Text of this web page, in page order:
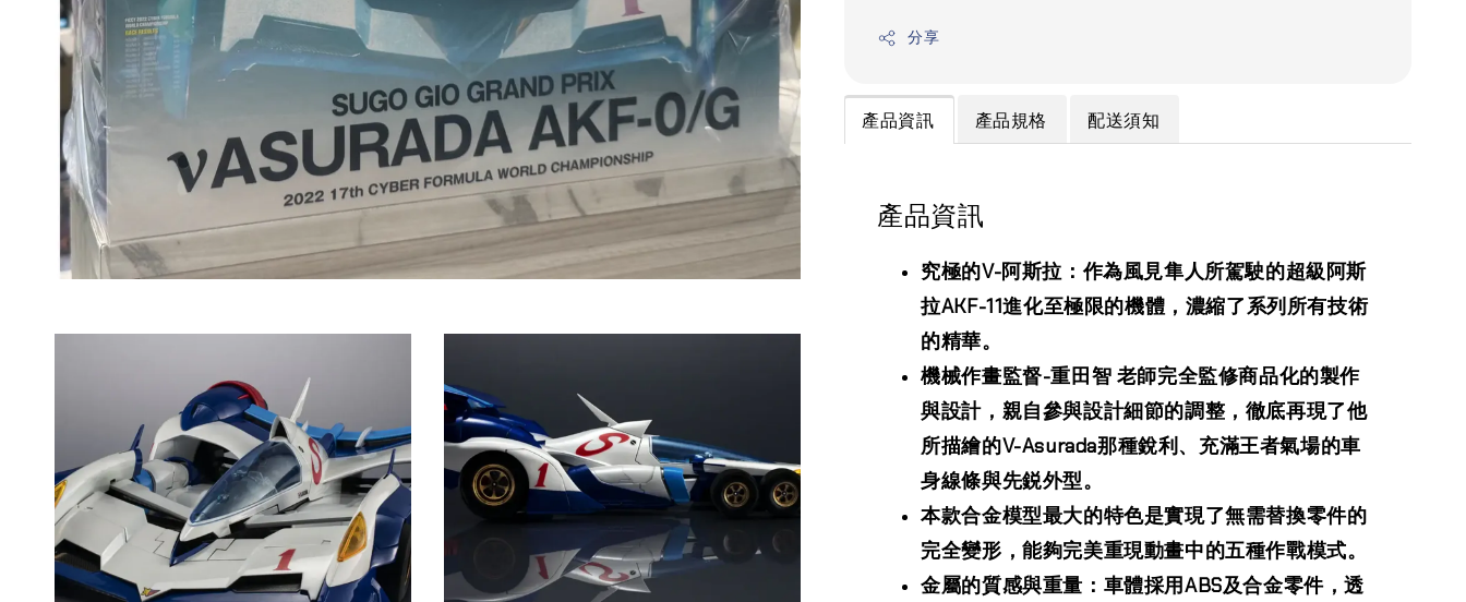
分享
產品資訊 產品規格 配送須知
產品資訊
究極的V-阿斯拉：作為風見隼人所駕駛的超級阿斯
拉AKF-11進化至極限的機體，濃縮了系列所有技術
的精華。
機械作畫監督-重田智 老師完全監修商品化的製作
與設計，親自參與設計細節的調整，徹底再現了他
所描繪的V-Asurada那種銳利、充滿王者氣場的車
身線條與先鋭外型。
本款合金模型最大的特色是實現了無需替換零件的
完全變形，能夠完美重現動畫中的五種作戰模式。
金屬的質感與重量：車體採用ABS及合金零件，透